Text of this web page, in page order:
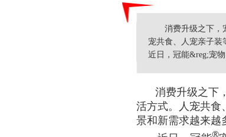
消费升级之下，
宠共食、人宠亲子装
近日，冠能&reg;宠物
消费升级之下
活方式。人宠共食
景和新需求越来越
®